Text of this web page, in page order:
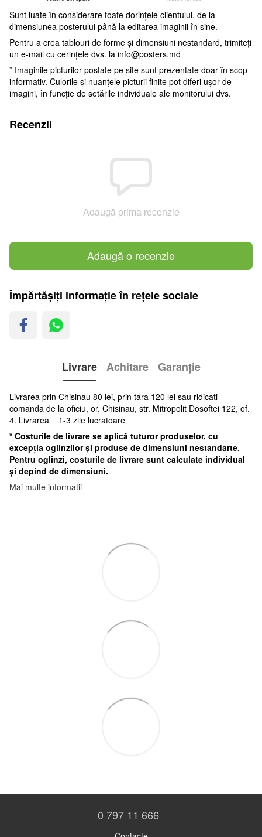
Sunt luate în considerare toate dorințele clientului, de la
dimensiunea posterului până la editarea imaginii în sine.
Pentru a crea tablouri de forme și dimensiuni nestandard, trimiteți
un e-mail cu cerințele dvs. la info@posters.md
* Imaginile picturilor postate pe site sunt prezentate doar în scop
informativ. Culorile și nuanțele picturii finite pot diferi ușor de
imagini, în funcție de setările individuale ale monitorului dvs.
Recenzii
Adaugă prima recenzie
Adaugă o recenzie
Împărtășiți informație în rețele sociale
Livrare Achitare Garanție
Livrarea prin Chisinau 80 lei, prin tara 120 lei sau ridicati
comanda de la oficiu, or. Chisinau, str. Mitropolit Dosoftei 122, of.
4. Livrarea = 1-3 zile lucratoare
* Costurile de livrare se aplică tuturor produselor, cu
excepția oglinzilor și produse de dimensiuni nestandarte.
Pentru oglinzi, costurile de livrare sunt calculate individual
și depind de dimensiuni.
Mai multe informatii
0 797 11 666